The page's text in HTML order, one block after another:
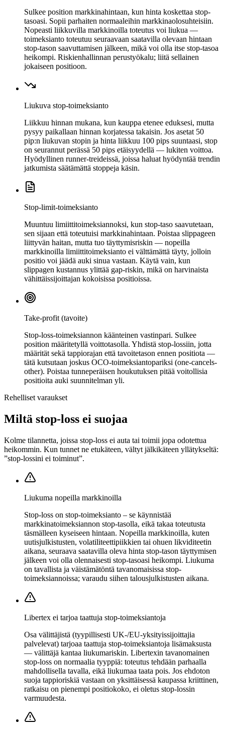
Sulkee position markkinahintaan, kun hinta koskettaa stop-
tasoasi. Sopii parhaiten normaaleihin markkinaolosuhteisiin.
Nopeasti liikkuvilla markkinoilla toteutus voi liukua —
toimeksianto toteutuu seuraavaan saatavilla olevaan hintaan
stop-tason saavuttamisen jälkeen, mikä voi olla itse stop-tasoa
heikompi. Riskienhallinnan perustyökalu; liitä sellainen
jokaiseen positioon.
Liukuva stop-toimeksianto
Liikkuu hinnan mukana, kun kauppa etenee eduksesi, mutta
pysyy paikallaan hinnan korjatessa takaisin. Jos asetat 50
pip:n liukuvan stopin ja hinta liikkuu 100 pips suuntaasi, stop
on seurannut perässä 50 pips etäisyydellä — lukiten voittoa.
Hyödyllinen runner-treideissä, joissa haluat hyödyntää trendin
jatkumista säätämättä stoppeja käsin.
Stop-limit-toimeksianto
Muuntuu limiittitoimeksiannoksi, kun stop-taso saavutetaan,
sen sijaan että toteutuisi markkinahintaan. Poistaa slippageen
liittyvän haitan, mutta tuo täyttymisriskin — nopeilla
markkinoilla limiittitoimeksianto ei välttämättä täyty, jolloin
positio voi jäädä auki sinua vastaan. Käytä vain, kun
slippagen kustannus ylittää gap-riskin, mikä on harvinaista
vähittäissijoittajan kokoisissa positioissa.
Take-profit (tavoite)
Stop-loss-toimeksiannon käänteinen vastinpari. Sulkee
position määritetyllä voittotasolla. Yhdistä stop-lossiin, jotta
määrität sekä tappiorajan että tavoitetason ennen positiota —
tätä kutsutaan joskus OCO-toimeksiantopariksi (one-cancels-
other). Poistaa tunneperäisen houkutuksen pitää voitollisia
positioita auki suunnitelman yli.
Rehelliset varaukset
Miltä stop-loss ei suojaa
Kolme tilannetta, joissa stop-loss ei auta tai toimii jopa odotettua
heikommin. Kun tunnet ne etukäteen, vältyt jälkikäteen yllätykseltä:
”stop-lossini ei toiminut”.
Liukuma nopeilla markkinoilla
Stop-loss on stop-toimeksianto – se käynnistää
markkinatoimeksiannon stop-tasolla, eikä takaa toteutusta
täsmälleen kyseiseen hintaan. Nopeilla markkinoilla, kuten
uutisjulkistusten, volatiliteettipiikkien tai ohuen likviditeetin
aikana, seuraava saatavilla oleva hinta stop-tason täyttymisen
jälkeen voi olla olennaisesti stop-tasoasi heikompi. Liukuma
on tavallista ja väistämätöntä tavanomaisissa stop-
toimeksiannoissa; varaudu siihen talousjulkistusten aikana.
Libertex ei tarjoa taattuja stop-toimeksiantoja
Osa välittäjistä (tyypillisesti UK-/EU-yksityissijoittajia
palvelevat) tarjoaa taattuja stop-toimeksiantoja lisämaksusta
— välittäjä kantaa liukumariskin. Libertexin tavanomainen
stop-loss on normaalia tyyppiä: toteutus tehdään parhaalla
mahdollisella tavalla, eikä liukumaa taata pois. Jos ehdoton
suoja tappioriskiä vastaan on yksittäisessä kaupassa kriittinen,
ratkaisu on pienempi positiokoko, ei oletus stop-lossin
varmuudesta.